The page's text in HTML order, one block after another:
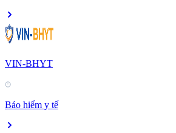
VIN-BHYT
Bảo hiểm y tế